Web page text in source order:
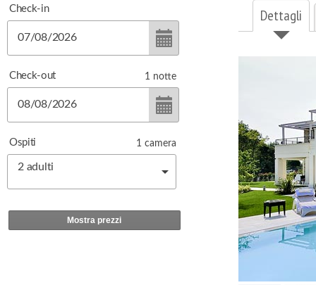
Dettagli
Check-in
Check-out 1 notte
Ospiti
2 adulti
1 camera
Mostra prezzi